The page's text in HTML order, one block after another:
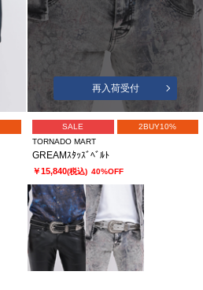
再入荷受付
SALE
2BUY10%
TORNADO MART
GREAMｽﾀｯｽﾞﾍﾞﾙﾄ
￥15,840(税込) 40%OFF